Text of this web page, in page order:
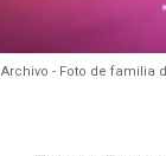
Archivo - Foto de familia